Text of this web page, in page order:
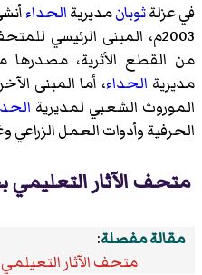
في عزلةثوبانمديريةالحداء
2003م، المبنى الرئيسي
من القطع الأثرية، مصدرها
مديرية الحداء، أما المبنى
الموروث الشعبي لمديرية
الحرفية وأدوات العمل الزراعي
متحف الآثار التعليمي
مقالة مفصلة:
متحف الآثار